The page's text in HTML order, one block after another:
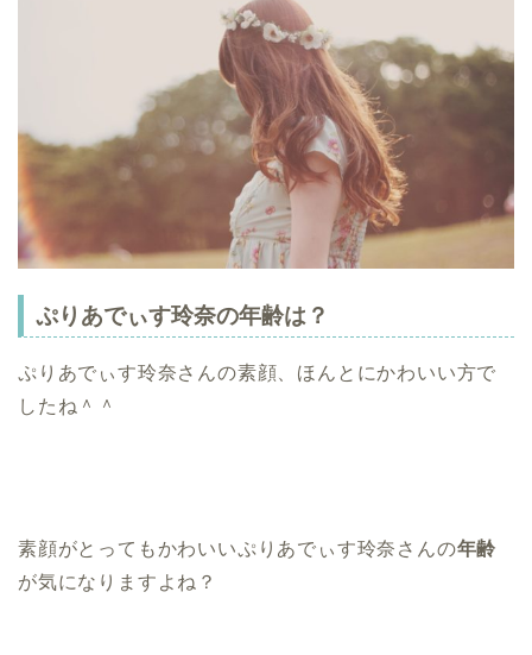
ぷりあでぃす玲奈の年齢は？
ぷりあでぃす玲奈さんの素顔、ほんとにかわいい方で
したね＾＾
素顔がとってもかわいいぷりあでぃす玲奈さんの年齢
が気になりますよね？